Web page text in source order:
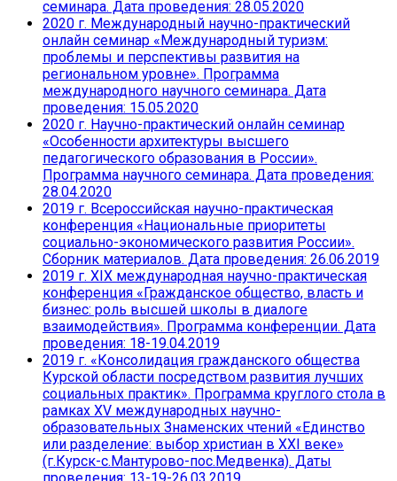
семинара. Дата проведения: 28.05.2020
2020 г. Международный научно-практический
онлайн семинар «Международный туризм:
проблемы и перспективы развития на
региональном уровне». Программа
международного научного семинара. Дата
проведения: 15.05.2020
2020 г. Научно-практический онлайн семинар
«Особенности архитектуры высшего
педагогического образования в России».
Программа научного семинара. Дата проведения:
28.04.2020
2019 г. Всероссийская научно-практическая
конференция «Национальные приоритеты
социально-экономического развития России».
Сборник материалов. Дата проведения: 26.06.2019
2019 г. XIX международная научно-практическая
конференция «Гражданское общество, власть и
бизнес: роль высшей школы в диалоге
взаимодействия». Программа конференции. Дата
проведения: 18-19.04.2019
2019 г. «Консолидация гражданского общества
Курской области посредством развития лучших
социальных практик». Программа круглого стола в
рамках XV международных научно-
образовательных Знаменских чтений «Единство
или разделение: выбор христиан в XXI веке»
(г.Курск-с.Мантурово-пос.Медвенка). Даты